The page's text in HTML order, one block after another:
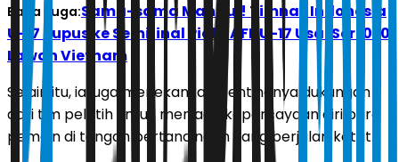
Baca Juga:Sama-sama Mandul! Timnas Indonesia
U-17 Pupus ke Semifinal Piala AFF U-17 Usai Seri 0-0
Lawan Vietnam
Selain itu, ia juga menekankan pentingnya dukungan
dari tim pelatih untuk menjaga kepercayaan diri para
pemain di tengah pertandingan yang berjalan ketat.